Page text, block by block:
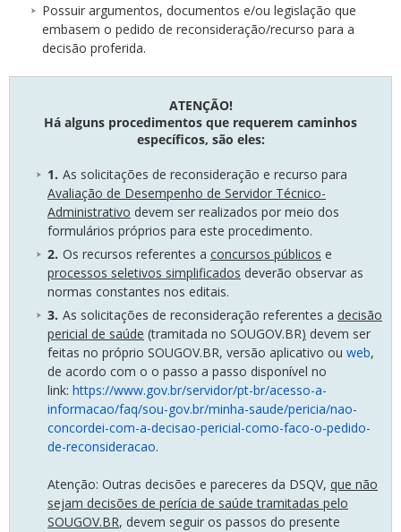
Possuir argumentos, documentos e/ou legislação que
embasem o pedido de reconsideração/recurso para a
decisão proferida.
ATENÇÃO!
Há alguns procedimentos que requerem caminhos
específicos, são eles:
As solicitações de reconsideração e recurso para
Avaliação de Desempenho de Servidor Técnico-
Administrativo devem ser realizados por meio dos
formulários próprios para este procedimento.
Os recursos referentes a concursos públicos e
processos seletivos simplificados deverão observar as
normas constantes nos editais.
As solicitações de reconsideração referentes a decisão
pericial de saúde (tramitada no SOUGOV.BR) devem ser
feitas no próprio SOUGOV.BR, versão aplicativo ou web,
de acordo com o o passo a passo disponível no
link: https://www.gov.br/servidor/pt-br/acesso-a-
informacao/faq/sou-gov.br/minha-saude/pericia/nao-
concordei-com-a-decisao-pericial-como-faco-o-pedido-
de-reconsideracao.
Atenção: Outras decisões e pareceres da DSQV, que não
sejam decisões de perícia de saúde tramitadas pelo
SOUGOV.BR, devem seguir os passos do presente